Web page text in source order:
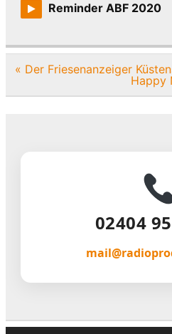
Reminder ABF 2020
Beitragsnavigation
« Der Friesenanzeiger
Happy
02404